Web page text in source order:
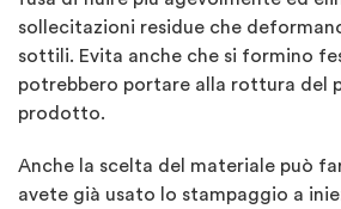
sollecitazioni residue che
sottili. Evita anche che si formino
potrebbero portare alla rottura del
prodotto.
Anche la scelta del materiale può
avete già usato lo stampaggio a